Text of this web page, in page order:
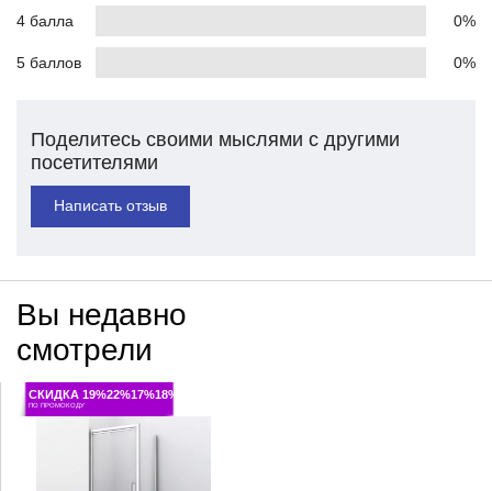
4 балла 0%
5 баллов 0%
Поделитесь своими мыслями с другими
посетителями
Написать отзыв
Вы недавно
смотрели
СКИДКА 19%22%17%18%
ПО ПРОМОКОДУ